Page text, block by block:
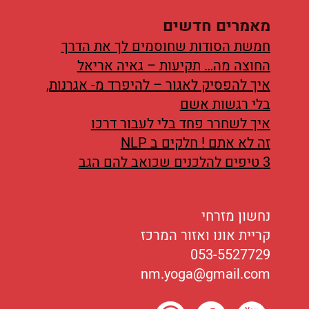
אורח חיים
בריאות
תזונה
טיפולים
עיסוי
מאמרים חדשים
חמשת הסודות שחוסמים לך את הדרך
החוצה מה… תקיעות – גאיה אריאל
איך להפסיק לאגור – להיפרד מ- אגרנות,
בלי רגשות אשם
איך לשחרר פחד בלי לעבור דרכו
זה לא אתם ! חלקים ב NLP
3 טיפים להלכנים שכואב להם הגב
נחשון מזרחי
קריית אונו ואזור המרכז
053-5527729
nm.yoga@gmail.com